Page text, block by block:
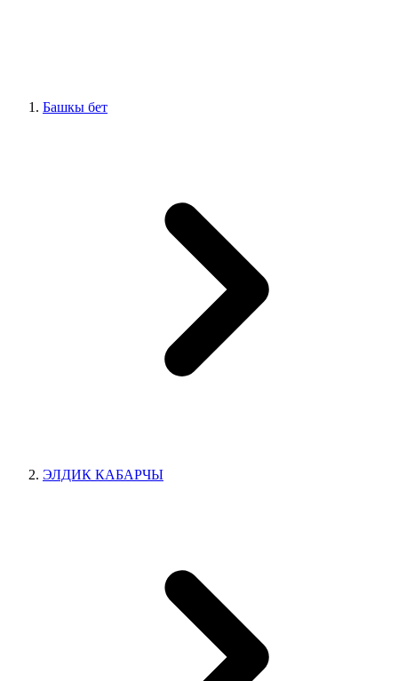
Башкы бет
ЭЛДИК КАБАРЧЫ